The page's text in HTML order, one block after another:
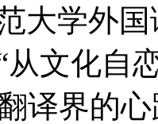
大学外
文化自
译界的